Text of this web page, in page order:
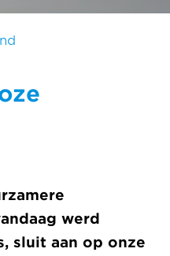
werd
sluit aan op onze